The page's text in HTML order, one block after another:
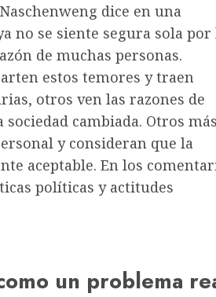
dice en una
no se siente segura sola por
de muchas personas.
estos temores y traen
otros ven las razones de
cambiada. Otros más
y consideran que la
aceptable. En los
políticas y actitudes
un problema